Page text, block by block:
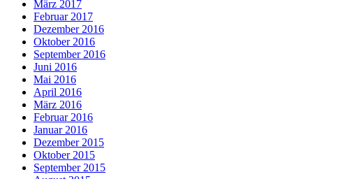
März 2017
Februar 2017
Dezember 2016
Oktober 2016
September 2016
Juni 2016
Mai 2016
April 2016
März 2016
Februar 2016
Januar 2016
Dezember 2015
Oktober 2015
September 2015